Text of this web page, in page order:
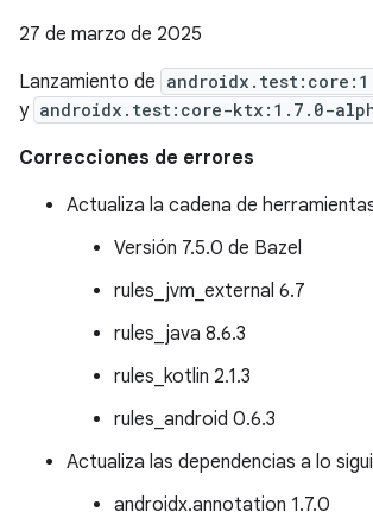
27 de marzo de 2025
Lanzamiento de
y androidx.test:core-ktx:1.7.0-
Correcciones de errores
Actualiza la cadena de
Versión 7.5.0 de Bazel
rules_jvm_external 6.7
rules_java 8.6.3
rules_kotlin 2.1.3
rules_android 0.6.3
Actualiza las dependencias a lo
androidx.annotation 1.7.0